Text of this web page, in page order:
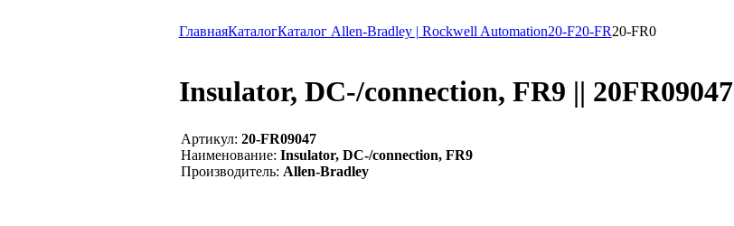
ГлавнаяКаталогКаталог Allen-Bradley | Rockwell Automation20-F20-FR20-FR0
Insulator, DC-/connection, FR9 || 20FR09047
Артикул: 20-FR09047
Наименование: Insulator, DC-/connection, FR9
Производитель: Allen-Bradley